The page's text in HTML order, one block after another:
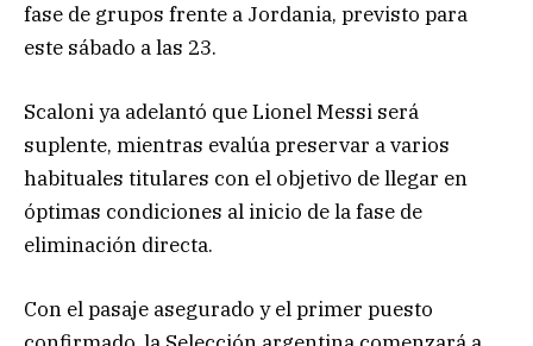
fase de grupos frente a Jordania, previsto para
este sábado a las 23.
Scaloni ya adelantó que Lionel Messi será
suplente, mientras evalúa preservar a varios
habituales titulares con el objetivo de llegar en
óptimas condiciones al inicio de la fase de
eliminación directa.
Con el pasaje asegurado y el primer puesto